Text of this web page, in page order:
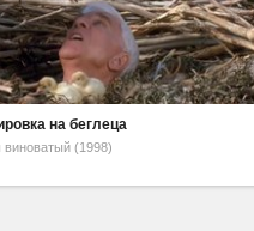
на беглеца
виноватый (1998)